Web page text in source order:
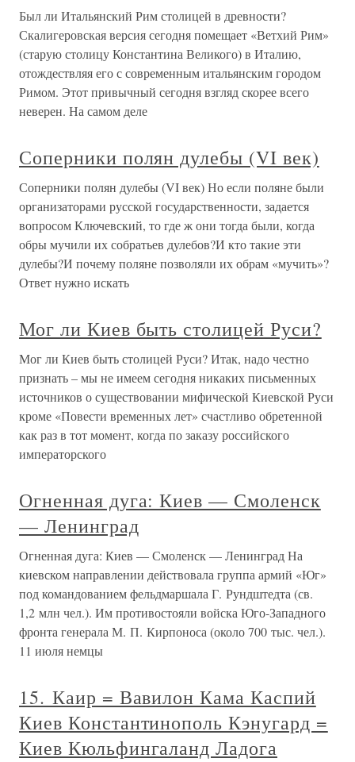
Был ли Итальянский Рим столицей в древности?
Скалигеровская версия сегодня помещает «Ветхий Рим»
(старую столицу Константина Великого) в Италию,
отождествляя его с современным итальянским городом
Римом. Этот привычный сегодня взгляд скорее всего
неверен. На самом деле
Соперники полян дулебы (VI век)
Соперники полян дулебы (VI век) Но если поляне были
организаторами русской государственности, задается
вопросом Ключевский, то где ж они тогда были, когда
обры мучили их собратьев дулебов?И кто такие эти
дулебы?И почему поляне позволяли их обрам «мучить»?
Ответ нужно искать
Мог ли Киев быть столицей Руси?
Мог ли Киев быть столицей Руси? Итак, надо честно
признать – мы не имеем сегодня никаких письменных
источников о существовании мифической Киевской Руси
кроме «Повести временных лет» счастливо обретенной
как раз в тот момент, когда по заказу российского
императорского
Огненная дуга: Киев — Смоленск
— Ленинград
Огненная дуга: Киев — Смоленск — Ленинград На
киевском направлении действовала группа армий «Юг»
под командованием фельдмаршала Г. Рундштедта (св.
1,2 млн чел.). Им противостояли войска Юго-Западного
фронта генерала М. П. Кирпоноса (около 700 тыс. чел.).
11 июля немцы
15. Каир = Вавилон Кама Каспий
Киев Константинополь Кэнугард =
Киев Кюльфингаланд Ладога